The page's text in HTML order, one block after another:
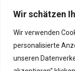
Wir schätzen
Wir verwenden
personalisierte
unseren